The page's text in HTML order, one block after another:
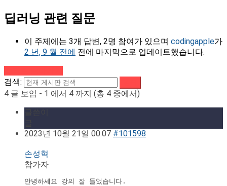
딥러닝 관련 질문
이 주제에는 3개 답변, 2명 참여가 있으며 codingapple가
2 년, 9 월 전에 전에 마지막으로 업데이트했습니다.
검색:
4 글 보임 - 1 에서 4 까지 (총 4 중에서)
2023년 10월 21일 00:07 #101598
손성혁
참가자
안녕하세요 강의 잘 들었습니다.